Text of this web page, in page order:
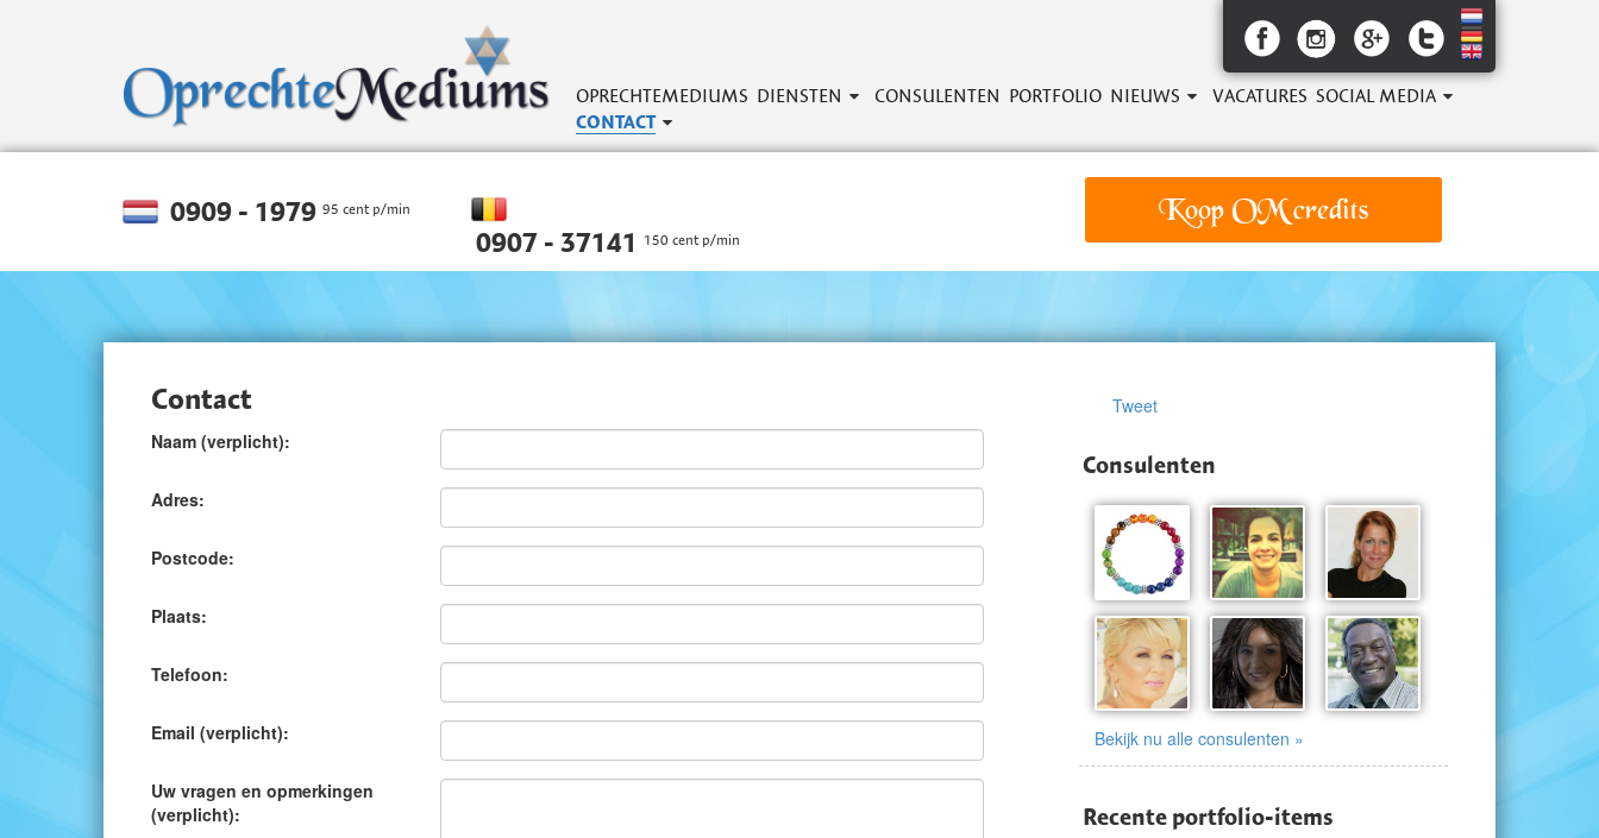
OPRECHTEMEDIUMS DIENSTEN CONSULENTEN PORTFOLIO NIEUWS VACATURES SOCIAL MEDIA
CONTACT
0909 - 1979 95 cent p/min
0907 - 37141 150 cent p/min
Koop OM credits
Contact
Naam (verplicht):
Adres:
Postcode:
Plaats:
Telefoon:
Email (verplicht):
Uw vragen en opmerkingen
(verplicht):
Tweet
Consulenten
Bekijk nu alle consulenten »
Recente portfolio-items